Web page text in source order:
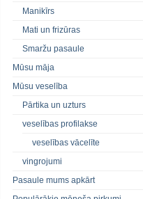
Manikīrs
Mati un frizūras
Smaržu pasaule
Mūsu māja
Mūsu veselība
Pārtika un uzturs
veselības profilakse
veselības vācelīte
vingrojumi
Pasaule mums apkārt